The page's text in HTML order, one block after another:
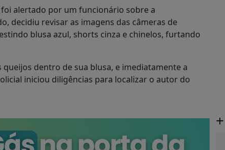
alertado por um funcionário sobre a
decidiu revisar as imagens das câmeras de
blusa azul, shorts cinza e chinelos, furtando
dentro de sua blusa, e imediatamente a
iniciou diligências para localizar o autor do